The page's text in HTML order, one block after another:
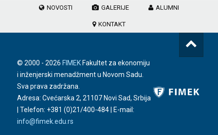
NOVOSTI GALERIJE ALUMNI
KONTAKT
© 2000 - 2026 FIMEKFakultet za ekonomiju
i inženjerski menadžment u Novom Sadu.
Sva prava zadržana.
Adresa: Cvećarska 2, 21107 Novi Sad, Srbija
| Telefon: +381 (0)21/400-484| E-mail:
info@fimek.edu.rs